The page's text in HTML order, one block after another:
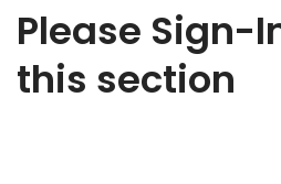
Please Sign-
this section